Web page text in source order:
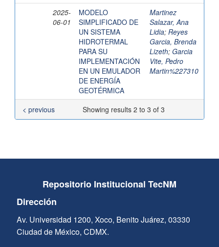
2025-
06-01
MODELO
SIMPLIFICADO DE
UN SISTEMA
HIDROTERMAL
PARA SU
IMPLEMENTACIÓN
EN UN EMULADOR
DE ENERGÍA
GEOTÉRMICA
Martinez
Salazar, Ana
Lidia; Reyes
Garcia, Brenda
Lizeth; Garcia
Vite, Pedro
Martin%227310
Showing results 2 to 3 of 3
< previous
Repositorio Institucional TecNM
Dirección
Av. Universidad 1200, Xoco, Benito Juárez, 03330
Ciudad de México, CDMX.